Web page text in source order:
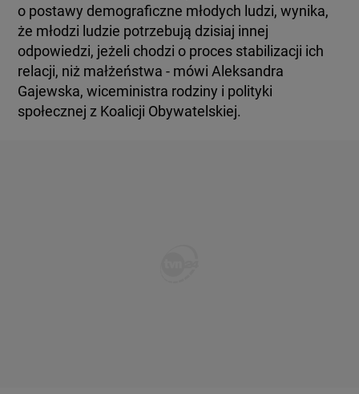
o postawy demograficzne młodych ludzi, wynika,
że młodzi ludzie potrzebują dzisiaj innej
odpowiedzi, jeżeli chodzi o proces stabilizacji ich
relacji, niż małżeństwa - mówi Aleksandra
Gajewska, wiceministra rodziny i polityki
społecznej z Koalicji Obywatelskiej.